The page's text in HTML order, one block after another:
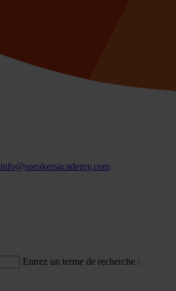
info@speakersacademy.com
Entrez un terme de recherche :